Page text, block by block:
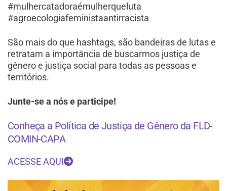
#mulhercatadoraémulherqueluta
#agroecologiafeministaantirracista
São mais do que hashtags, são bandeiras de lutas e
retratam a importância de buscarmos justiça de
gênero e justiça social para todas as pessoas e
territórios.
Junte-se a nós e participe!
Conheça a Política de Justiça de Gênero da FLD-
COMIN-CAPA
ACESSE AQUI